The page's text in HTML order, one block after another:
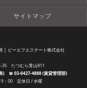
サイトマップ
│ ビーエフエステート株式会社
35 たつむら青山811
表)☎︎03-6427-4888 (賃貸管理部)
：00 定休日 / 水曜